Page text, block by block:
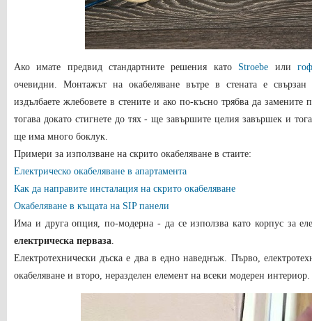
Ако имате предвид стандартните решения като Stroebe или
очевидни. Монтажът на окабеляване вътре в стената е свързан
издълбаете жлебовете в стените и ако по-късно трябва да
тогава докато стигнете до тях - ще завършите целия завършек и
ще има много боклук.
Примери за използване на скрито окабеляване в стаите:
Електрическо окабеляване в апартамента
Как да направите инсталация на скрито окабеляване
Окабеляване в къщата на SIP панели
Има и друга опция, по-модерна - да се използва като корпус за
електрическа перваза.
Електротехнически дъска е два в едно наведнъж. Първо,
окабеляване и второ, неразделен елемент на всеки модерен интериор.